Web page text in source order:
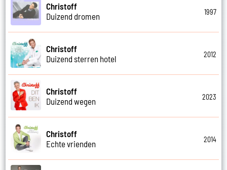
Christoff
Duizend dromen
1997
Christoff
Duizend sterren hotel
2012
Christoff
Duizend wegen
2023
Christoff
Echte vrienden
2014